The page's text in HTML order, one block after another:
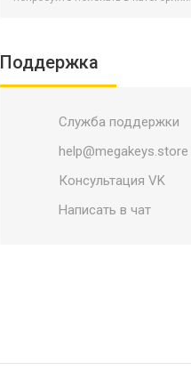
Bayonetta
BioShock
Black Mirror
Blacksad: Under the Skin
Blade and Soul
Borderlands
Поддержка
Служба поддержки
help@megakeys.store
Консультация VK
Написать в чат